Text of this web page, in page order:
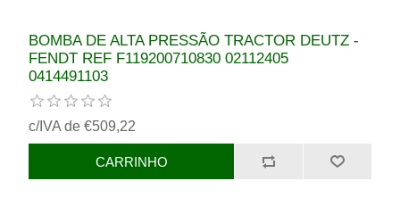
BOMBA DE ALTA PRESSÃO TRACTOR DEUTZ -
FENDT REF F119200710830 02112405
0414491103
c/IVA de €509,22